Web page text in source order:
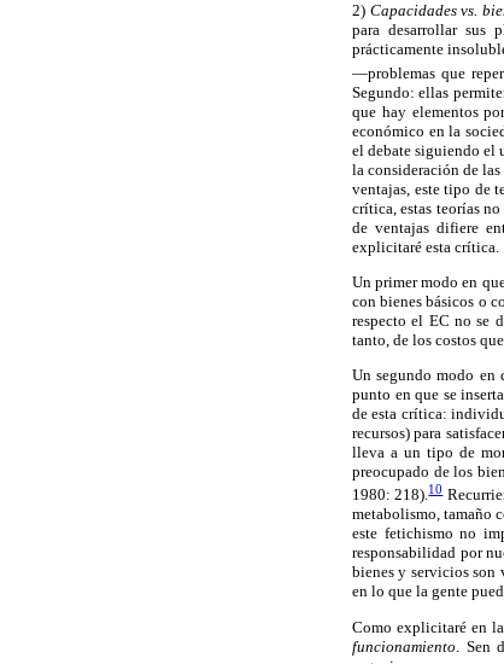
2) Capacidades vs.
para desarrollar sus
prácticamente
—problemas que
Segundo: ellas
que hay elementos
económico en la
el debate siguiendo el
la consideración de
ventajas, este tipo de
crítica, estas teorías
de ventajas difiere
explicitaré esta crítica.
Un primer modo en
con bienes básicos o
respecto el EC no se
tanto, de los costos
Un segundo modo
punto en que se
de esta crítica:
recursos) para
lleva a un tipo de
preocupado de los
1980: 218).10
metabolismo, tamaño
este fetichismo no
responsabilidad por
bienes y servicios son
en lo que la gente
Como explicitaré en
funcionamiento . Sen